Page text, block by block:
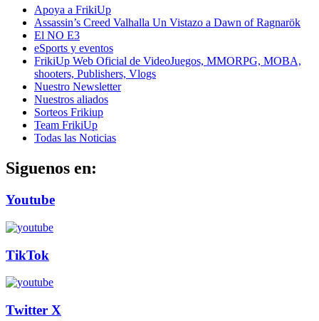
Apoya a FrikiUp
Assassin’s Creed Valhalla Un Vistazo a Dawn of Ragnarök
El NO E3
eSports y eventos
FrikiUp Web Oficial de VideoJuegos, MMORPG, MOBA,
shooters, Publishers, Vlogs
Nuestro Newsletter
Nuestros aliados
Sorteos Frikiup
Team FrikiUp
Todas las Noticias
Siguenos en:
Youtube
TikTok
Twitter X